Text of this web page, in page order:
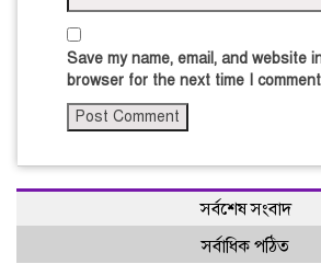
Save my name, email, and website
browser for the next time I
সর্বশেষ সংবাদ
সর্বাধিক পঠিত